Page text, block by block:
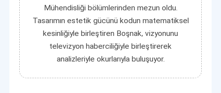
Mühendisliği bölümlerinden mezun oldu.
Tasarımın estetik gücünü kodun matematiksel
kesinliğiyle birleştiren Boşnak, vizyonunu
televizyon haberciliğiyle birleştirerek
analizleriyle okurlarıyla buluşuyor.